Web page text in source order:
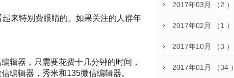
来特别费眼睛的。如果关注的人群年
辑器，只需要花费十几分钟的时间，
编辑器，秀米和135微信编辑器。
2017年03月 （2 ）
2017年02月 （1 ）
2017年10月 （3 ）
2017年01月 （34 ）